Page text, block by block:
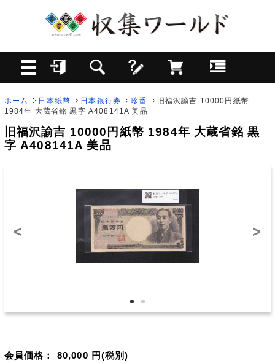
ホーム 日本紙幣 日本銀行券 珍番
旧福沢諭吉 10000円紙幣
1984年 大蔵省銘 黒字 A408141A 美品
旧福沢諭吉 10000円紙幣 1984年 大蔵省銘 黒
字 A408141A 美品
< >
会員価格： 80,000 円(税別)